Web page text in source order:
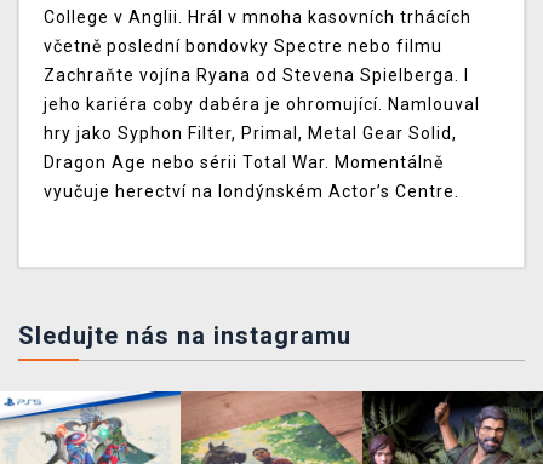
College v Anglii. Hrál v mnoha kasovních trhácích
včetně poslední bondovky Spectre nebo filmu
Zachraňte vojína Ryana od Stevena Spielberga. I
jeho kariéra coby dabéra je ohromující. Namlouval
hry jako Syphon Filter, Primal, Metal Gear Solid,
Dragon Age nebo sérii Total War. Momentálně
vyučuje herectví na londýnském Actor’s Centre.
Sledujte nás na instagramu